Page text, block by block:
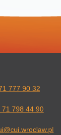
777 90 32
71 798 44 90